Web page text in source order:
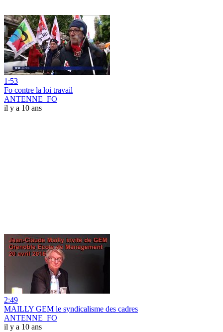
1:53
Fo contre la loi travail
ANTENNE_FO
il y a 10 ans
2:49
MAILLY GEM le syndicalisme des cadres
ANTENNE_FO
il y a 10 ans